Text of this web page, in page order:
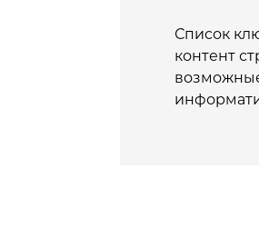
Список
контент